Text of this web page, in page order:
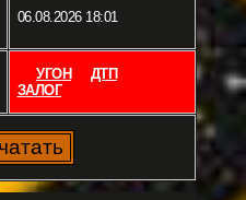
06.08.2026 18:01
УГОН
ДТП
ЗАЛОГ